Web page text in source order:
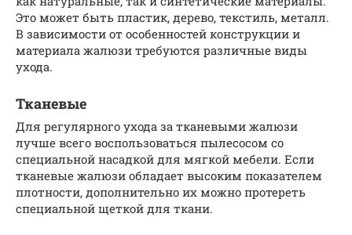
Это может быть пластик, дерево, текстиль, металл.
В зависимости от особенностей конструкции и
материала жалюзи требуются различные виды
ухода.
Тканевые
Для регулярного ухода за тканевыми жалюзи
лучше всего воспользоваться пылесосом со
специальной насадкой для мягкой мебели. Если
тканевые жалюзи обладает высоким показателем
плотности, дополнительно их можно протереть
специальной щеткой для ткани.